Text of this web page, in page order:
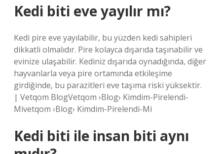
Kedi biti eve yayılır mı?
Kedi pire eve yayılabilir, bu yüzden kedi sahipleri
dikkatli olmalıdır. Pire kolayca dışarıda taşınabilir ve
evinize ulaşabilir. Kediniz dışarıda oynadığında, diğer
hayvanlarla veya pire ortamında etkileşime
girdiğinde, bu parazitleri eve taşıma riski yüksektir.
| Vetqom BlogVetqom ›Blog› Kimdim-Pirelendi-
Mivetqom ›Blog› Kimdim-Pirelendi-Mi
Kedi biti ile insan biti aynı